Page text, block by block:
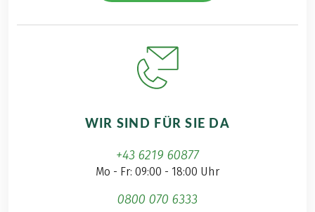
WIR SIND FÜR SIE DA
+43 6219 60877
Mo - Fr: 09:00 - 18:00 Uhr
0800 070 6333